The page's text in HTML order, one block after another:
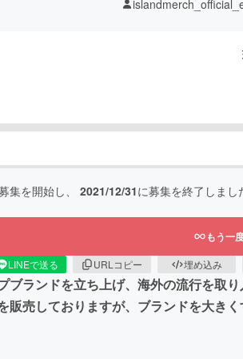
集を開始し、 2021/12/31に募集を終了しまし
もう一
LINEで送る URLコピー 埋め込み
ブランドを立ち上げ、海外の流行を取
販売しておりますが、ブランドを大き